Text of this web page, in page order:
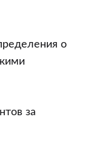
о
за